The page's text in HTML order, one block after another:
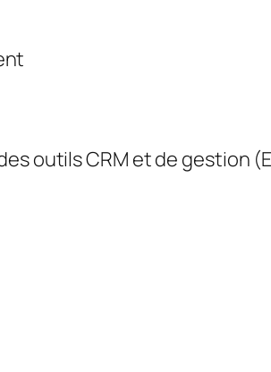
outils CRM et de gestion